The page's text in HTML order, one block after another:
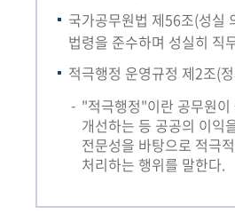
국가공무원법 제56조(성실
법령을 준수하며 성실히 직
적극행정 운영규정 제2조(
"적극행정"이란 공무원이
개선하는 등 공공의 이익
전문성을 바탕으로 적극
처리하는 행위를 말한다.